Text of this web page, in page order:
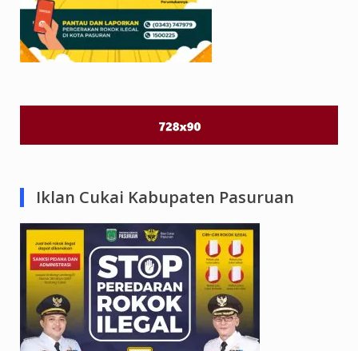
Iklan Cukai Kabupaten Pasuruan